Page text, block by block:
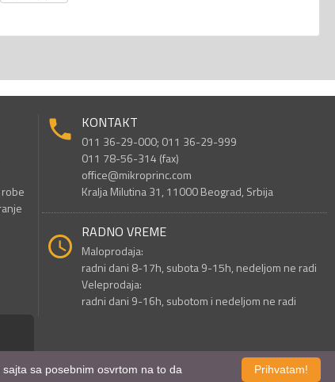
KONTAKT
011 36-29-000; 011 36-29-999
011 78-56-314 (fax)
office@mikroprinc.com
Kralja Milutina 31, 11000 Beograd, Srbija
RADNO VREME
Maloprodaja:
radni dani 8-17h, subota 9-15h, nedeljom ne radi
Veleprodaja:
radni dani 9-16h, subotom i nedeljom ne radi
Prihvatam!
sa posebnim osvrtom na to da